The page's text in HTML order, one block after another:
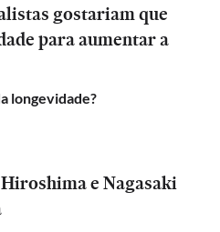
gostariam que
para aumentar a
longevidade?
Hiroshima e Nagasaki